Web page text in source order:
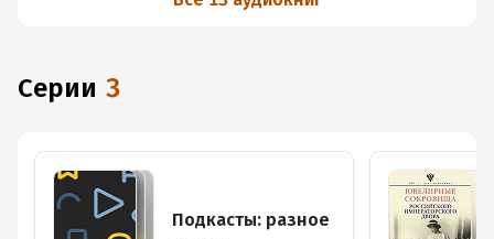
Серии 3
Подкасты: разное